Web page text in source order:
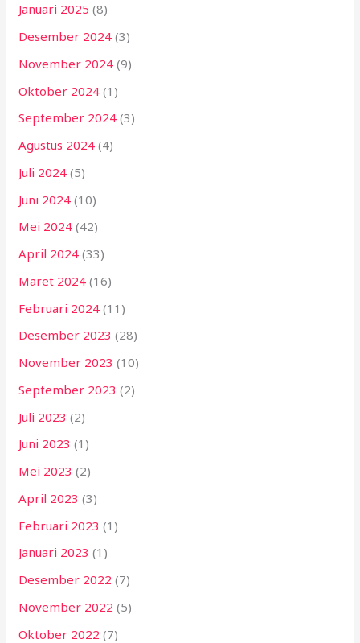
Januari 2025 (8)
Desember 2024 (3)
November 2024 (9)
Oktober 2024 (1)
September 2024 (3)
Agustus 2024 (4)
Juli 2024 (5)
Juni 2024 (10)
Mei 2024 (42)
April 2024 (33)
Maret 2024 (16)
Februari 2024 (11)
Desember 2023 (28)
November 2023 (10)
September 2023 (2)
Juli 2023 (2)
Juni 2023 (1)
Mei 2023 (2)
April 2023 (3)
Februari 2023 (1)
Januari 2023 (1)
Desember 2022 (7)
November 2022 (5)
Oktober 2022 (7)